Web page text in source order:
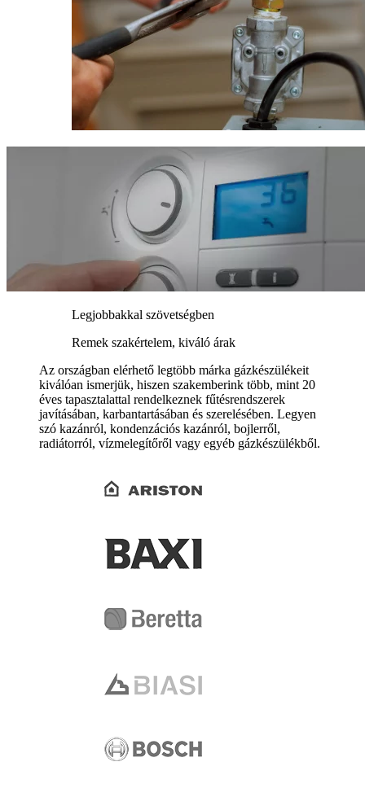
Legjobbakkal szövetségben
Remek szakértelem, kiváló árak
Az országban elérhető legtöbb márka gázkészülékeit
kiválóan ismerjük, hiszen szakemberink több, mint 20
éves tapasztalattal rendelkeznek fűtésrendszerek
javításában, karbantartásában és szerelésében. Legyen
szó kazánról, kondenzációs kazánról, bojlerről,
radiátorról, vízmelegítőről vagy egyéb gázkészülékből.